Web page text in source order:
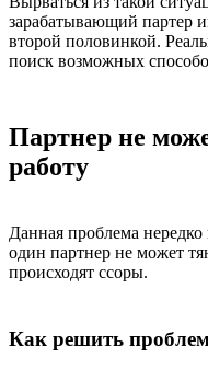
зарабатывающий партер
второй половинкой.
поиск возможных
Партнер не
работу
Данная проблема
один партнер не может
происходят ссоры.
Как решить